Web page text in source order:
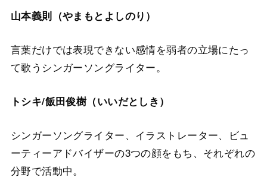
山本義則（やまもとよしのり）
言葉だけでは表現できない感情を弱者の立場にたっ
て歌うシンガーソングライター。
トシキ/飯田俊樹（いいだとしき）
シンガーソングライター、イラストレーター、ビュ
ーティーアドバイザーの3つの顔をもち、それぞれの
分野で活動中。